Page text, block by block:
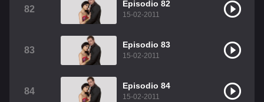
82
Episodio 82
15-02-2011
83
Episodio 83
15-02-2011
84
Episodio 84
15-02-2011